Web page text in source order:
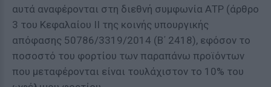
αυτά αναφέρονται στη διεθνή συμφωνία ΑΤΡ (άρθρο
3 του Κεφαλαίου ΙΙ της κοινής υπουργικής
απόφασης 50786/3319/2014 (Β΄ 2418), εφόσον το
ποσοστό του φορτίου των παραπάνω προϊόντων
που μεταφέρονται είναι τουλάχιστον το 10% του